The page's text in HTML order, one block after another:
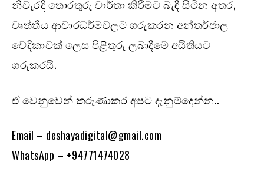
නිවැරදි තොරතුරු වාර්තා කිරීමට බැඳී සිටින අතර,
වෘත්තීය ආචාරධර්මවලට ගරුකරන අන්තර්ජාල
වේදිකාවක් ලෙස පිළිතුරු ලබාදීමේ අයිතියට
ගරුකරයි.
ඒ වෙනුවෙන් කරුණාකර අපට දැනුම්දෙන්න..
Email – deshayadigital@gmail.com
WhatsApp – +94771474028